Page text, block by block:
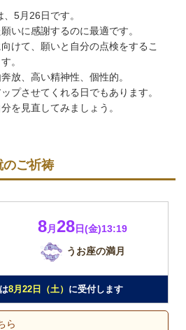
5月26日です。
いに感謝するのに最適です。
けて、願いと自分の点検をするこ
。
放、高い精神性、個性的。
プさせてくれる日でもあります。
を見直してみましょう。
のご祈祷
8月 28日(金)13:19
うお座の満月
8月22日（土） に受付します
ら